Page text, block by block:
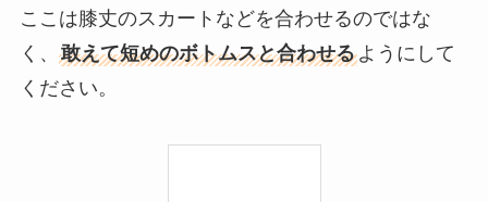
ここは膝丈のスカートなどを合わせるのではな
く、 敢えて短めのボトムスと合わせるようにして
ください。